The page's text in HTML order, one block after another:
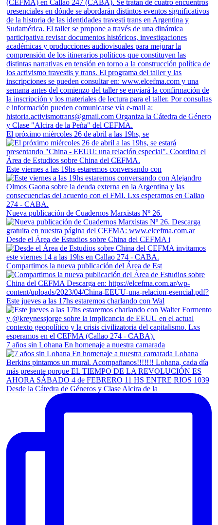
El próximo miércoles 26 de abril a las 19hs, se
Este viernes a las 19hs estaremos conversando con
Nueva publicación de Cuadernos Marxistas Nº 26.
Desde el Área de Estudios sobre China del CEFMA i
Compartimos la nueva publicación del Área de Est
Este jueves a las 17hs estaremos charlando con Wal
7 años sin Lohana En homenaje a nuestra camarada
Desde la Cátedra de Géneros y Clase Alcira de la